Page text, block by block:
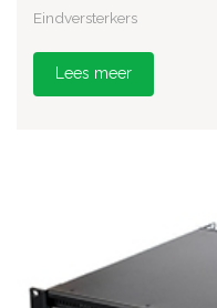
Eindversterkers
Lees meer